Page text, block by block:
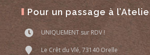
Pour un passage à
UNIQUEMENT sur RDV !
Le Crêt du Vlé, 73140 Orelle